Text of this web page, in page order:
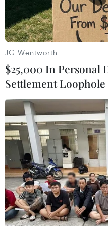
Cố vấn nhà nước
Ngày 23/11, Cố vấn
San Suu Kyi đã thúc
đang xung đột ở
JG Wentworth
$25,000 In Personal
Settlement